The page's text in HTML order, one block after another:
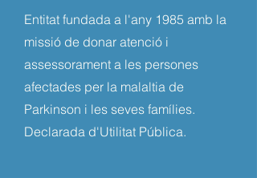
Entitat fundada a l'any 1985 amb la
missió de donar atenció i
assessorament a les persones
afectades per la malaltia de
Parkinson i les seves famílies.
Declarada d'Utilitat Pública.